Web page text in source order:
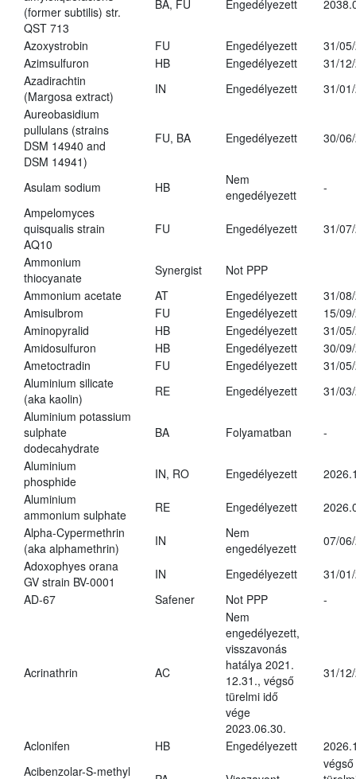
(former subtilis) str.
QST 713
BA, FU Engedélyezett
Azoxystrobin FU Engedélyezett
31/
Azimsulfuron
HB Engedélyezett
31/
Azadirachtin
(Margosa extract)
IN Engedélyezett
31/
Aureobasidium
pullulans (strains
DSM 14940 and
DSM 14941)
FU, BA Engedélyezett 30/
Asulam sodium HB
Nem
engedélyezett
-
Ampelomyces
quisqualis strain
AQ10
FU Engedélyezett 31/
Ammonium
thiocyanate
Synergist
Not PPP
Ammonium acetate
AT Engedélyezett
31/
Amisulbrom
FU Engedélyezett
15/
Aminopyralid
HB Engedélyezett
31/
Amidosulfuron
HB Engedélyezett
30/
Ametoctradin
FU Engedélyezett
31/
Aluminium silicate
(aka kaolin)
RE Engedélyezett
31/
Aluminium potassium
sulphate
dodecahydrate
BA Folyamatban -
Aluminium
phosphide
IN, RO Engedélyezett
Aluminium
ammonium sulphate
RE Engedélyezett
Alpha-Cypermethrin
(aka alphamethrin)
IN
Nem
engedélyezett
07/
Adoxophyes orana
GV strain BV-0001
IN Engedélyezett
31/
AD-67
Safener Not PPP -
Acrinathrin AC
Nem
engedélyezett,
visszavonás
hatálya 2021.
12.31., végső
türelmi idő
vége
2023.06.30.
31/
Aclonifen HB Engedélyezett
Acibenzolar-S-methyl
végső